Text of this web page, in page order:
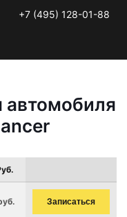
+7 (495) 128-01-88
автомобиля
Записаться